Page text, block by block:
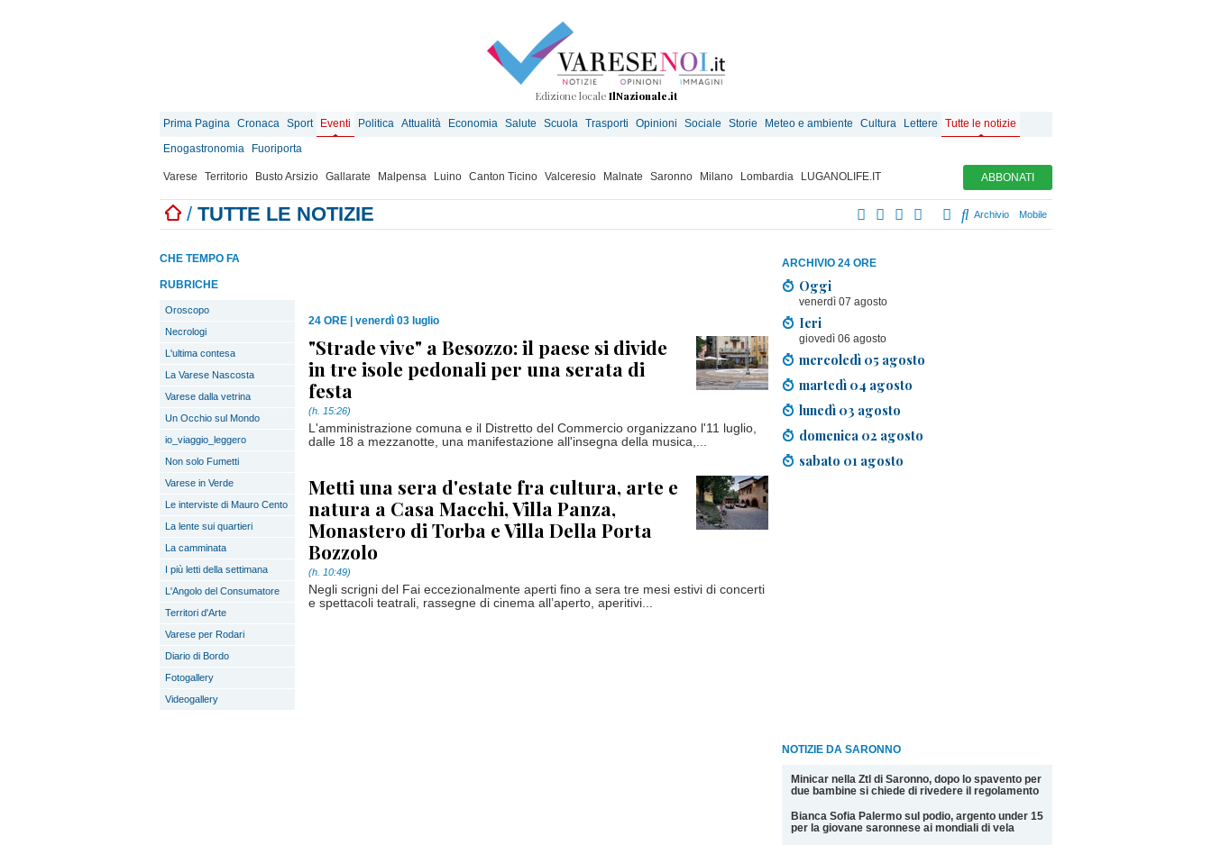
Edizione locale IlNazionale.it
Prima Pagina Cronaca Sport Eventi Politica Attualità Economia Salute Scuola Trasporti Opinioni Sociale Storie Meteo e ambiente Cultura Lettere
Tutte le notizie
Enogastronomia
Fuoriporta
Varese Territorio Busto Arsizio Gallarate Malpensa Luino Canton Ticino Valceresio Malnate Saronno Milano Lombardia LUGANOLIFE.IT ABBONATI
/ TUTTE LE NOTIZIE Archivio Mobile
ARCHIVIO 24 ORE
Oggi
venerdì 07 agosto
Ieri
giovedì 06 agosto
mercoledì 05 agosto
martedì 04 agosto
lunedì 03 agosto
domenica 02 agosto
sabato 01 agosto
NOTIZIE DA SARONNO
Minicar nella Ztl di Saronno, dopo lo spavento per
due bambine si chiede di rivedere il regolamento
Bianca Sofia Palermo sul podio, argento under 15
per la giovane saronnese ai mondiali di vela
CHE TEMPO FA
RUBRICHE
Oroscopo
Necrologi
L'ultima contesa
La Varese Nascosta
Varese dalla vetrina
Un Occhio sul Mondo
io_viaggio_leggero
Non solo Fumetti
Varese in Verde
Le interviste di Mauro Cento
La lente sui quartieri
La camminata
I più letti della settimana
L'Angolo del Consumatore
Territori d'Arte
Varese per Rodari
Diario di Bordo
Fotogallery
Videogallery
24 ORE venerdì 03 luglio
"Strade vive" a Besozzo: il paese si divide
in tre isole pedonali per una serata di
festa
(h. 15:26)
L'amministrazione comuna e il Distretto del Commercio organizzano l'11 luglio,
dalle 18 a mezzanotte, una manifestazione all'insegna della musica,...
Metti una sera d'estate fra cultura, arte e
natura a Casa Macchi, Villa Panza,
Monastero di Torba e Villa Della Porta
Bozzolo
(h. 10:49)
Negli scrigni del Fai eccezionalmente aperti fino a sera tre mesi estivi di concerti
e spettacoli teatrali, rassegne di cinema all’aperto, aperitivi...